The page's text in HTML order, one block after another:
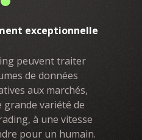
exceptionnelle
peuvent traiter
de données
aux marchés,
grande variété de
à une vitesse
pour un humain.